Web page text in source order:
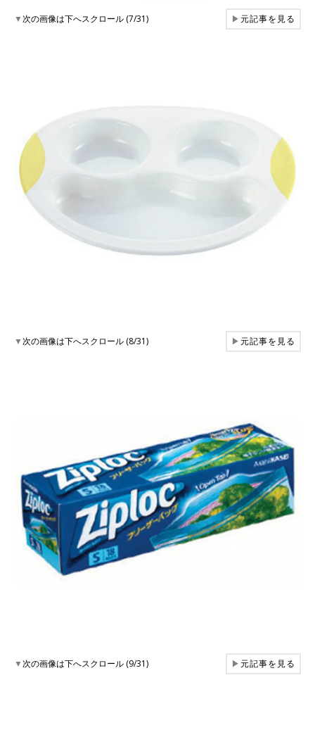
▼次の画像は下へスクロール (7/31) ▶元記事を見る
▼次の画像は下へスクロール (8/31) ▶元記事を見る
▼次の画像は下へスクロール (9/31) ▶元記事を見る